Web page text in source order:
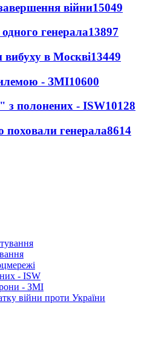
війни15049
генерала13897
вибуху в Москві13449
- ЗМІ10600
з полонених - ISW10128
поховали генерала8614
- ISW
- ЗМІ
війни проти України